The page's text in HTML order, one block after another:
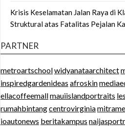
Krisis Keselamatan Jalan Raya di
Struktural atas Fatalitas Pejalan
PARTNER
metroartschoolwidyanataarchitect
inspiredgardenideas afroskin
ellacoffeemallmauiislandportraits
rumahbintangcentrovirginia
ioautonews beritakampus